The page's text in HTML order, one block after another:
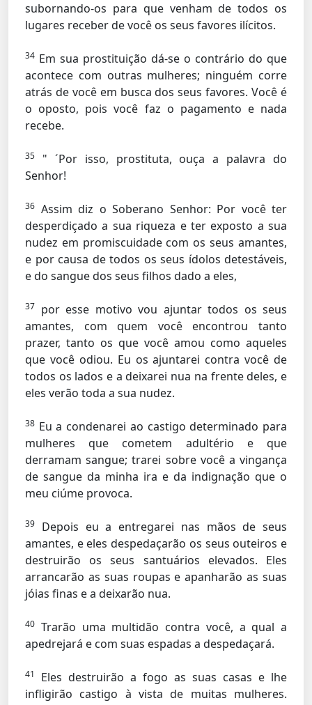
subornando-os para que venham de todos os
lugares receber de você os seus favores ilícitos.
34 Em sua prostituição dá-se o contrário do que
acontece com outras mulheres; ninguém corre
atrás de você em busca dos seus favores. Você é
o oposto, pois você faz o pagamento e nada
recebe.
35
" ´Por isso, prostituta, ouça a palavra do
Senhor!
36 Assim diz o Soberano Senhor: Por você ter
desperdiçado a sua riqueza e ter exposto a sua
nudez em promiscuidade com os seus amantes,
e por causa de todos os seus ídolos detestáveis,
e do sangue dos seus filhos dado a eles,
37 por esse motivo vou ajuntar todos os seus
amantes, com quem você encontrou tanto
prazer, tanto os que você amou como aqueles
que você odiou. Eu os ajuntarei contra você de
todos os lados e a deixarei nua na frente deles, e
eles verão toda a sua nudez.
38 Eu a condenarei ao castigo determinado para
mulheres que cometem adultério e que
derramam sangue; trarei sobre você a vingança
de sangue da minha ira e da indignação que o
meu ciúme provoca.
39
Depois eu a entregarei nas mãos de seus
amantes, e eles despedaçarão os seus outeiros e
destruirão os seus santuários elevados. Eles
arrancarão as suas roupas e apanharão as suas
jóias finas e a deixarão nua.
40 Trarão uma multidão contra você, a qual a
apedrejará e com suas espadas a despedaçará.
41
Eles destruirão a fogo as suas casas e lhe
infligirão castigo à vista de muitas mulheres.